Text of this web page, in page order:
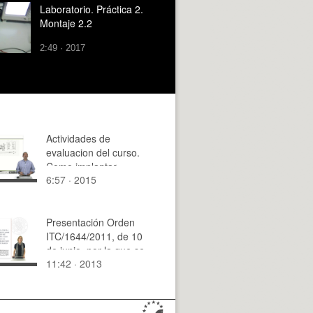
Laboratorio. Práctica 2.
Montaje 2.2
2:49 · 2017
Actividades de
evaluacion del curso.
Como implantar
grupos de mejora de
6:57 · 2015
Presentación Orden
ITC/1644/2011, de 10
de junio, por la que se
desarrolla el
11:42 · 2013